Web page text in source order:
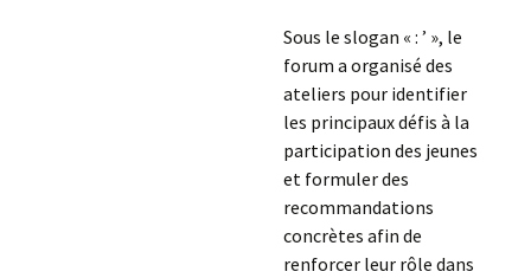
Sous le slogan « : ’ », le
forum a organisé des
ateliers pour identifier
les principaux défis à la
participation des jeunes
et formuler des
recommandations
concrètes afin de
renforcer leur rôle dans